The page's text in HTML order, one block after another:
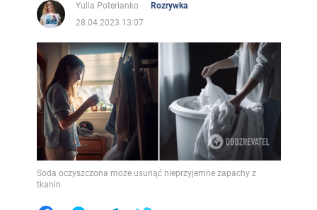
Yulia Poterianko
Rozrywka
28.04.2023 13:07
Soda oczyszczona może usunąć nieprzyjemne zapachy z
tkanin